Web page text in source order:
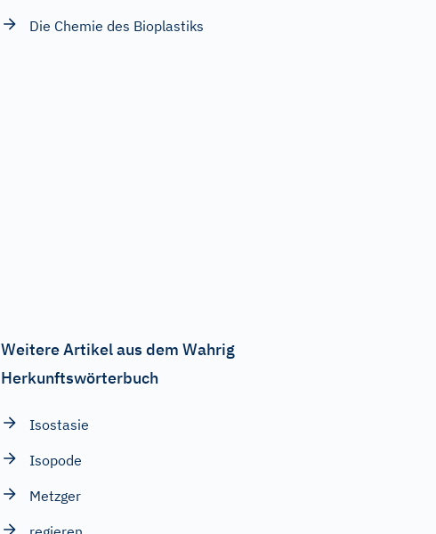
Die Chemie des Bioplastiks
Weitere Artikel aus dem Wahrig
Herkunftswörterbuch
Isostasie
Isopode
Metzger